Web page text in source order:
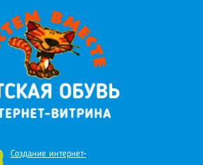
Создание интернет-